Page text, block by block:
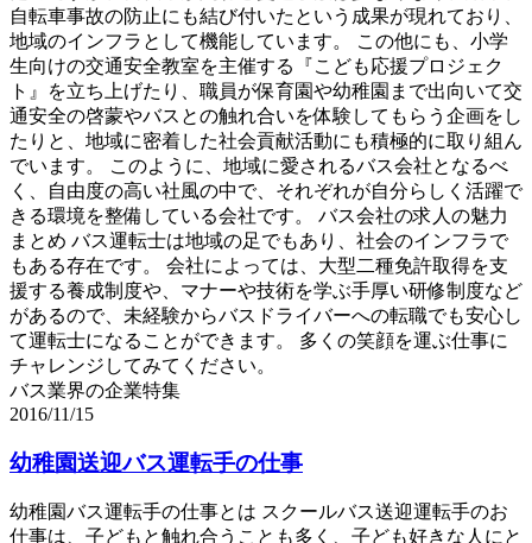
自転車事故の防止にも結び付いたという成果が現れており、
地域のインフラとして機能しています。 この他にも、小学
生向けの交通安全教室を主催する『こども応援プロジェク
ト』を立ち上げたり、職員が保育園や幼稚園まで出向いて交
通安全の啓蒙やバスとの触れ合いを体験してもらう企画をし
たりと、地域に密着した社会貢献活動にも積極的に取り組ん
でいます。 このように、地域に愛されるバス会社となるべ
く、自由度の高い社風の中で、それぞれが自分らしく活躍で
きる環境を整備している会社です。 バス会社の求人の魅力
まとめ バス運転士は地域の足でもあり、社会のインフラで
もある存在です。 会社によっては、大型二種免許取得を支
援する養成制度や、マナーや技術を学ぶ手厚い研修制度など
があるので、未経験からバスドライバーへの転職でも安心し
て運転士になることができます。 多くの笑顔を運ぶ仕事に
チャレンジしてみてください。
バス業界の企業特集
2016/11/15
幼稚園送迎バス運転手の仕事
幼稚園バス運転手の仕事とは スクールバス送迎運転手のお
仕事は、子どもと触れ合うことも多く、子ども好きな人にと